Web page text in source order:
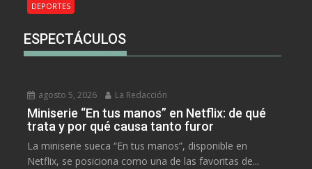
DEPORTES
ESPECTÁCULOS
agosto 5, 2026 La Redacción
Miniserie “En tus manos” en Netflix: de qué
trata y por qué causa tanto furor
La miniserie sueca “En tus manos”, disponible en
Netflix, se posiciona como una de las favoritas de...